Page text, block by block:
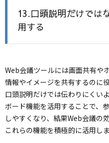
13.口頭説明だけでは
用する
Web会議ツールには画面共有や
情報やイメージを共有するのに
口頭説明だけでは伝わりにくい
ボード機能を活用することで、
しやすくなり、結果Web会議の
これらの機能を積極的に活用しま